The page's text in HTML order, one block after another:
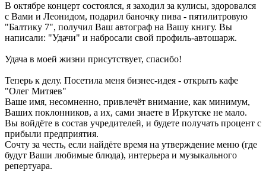
В октябре концерт состоялся, я заходил за кулисы, здоровался
с Вами и Леонидом, подарил баночку пива - пятилитровую
"Балтику 7", получил Ваш автограф на Вашу книгу. Вы
написали: "Удачи" и набросали свой профиль-автошарж.
Удача в моей жизни присутствует, спасибо!
Теперь к делу. Посетила меня бизнес-идея - открыть кафе
"Олег Митяев"
Ваше имя, несомненно, привлечёт внимание, как минимум,
Ваших поклонников, а их, сами знаете в Иркутске не мало.
Вы войдёте в состав учредителей, и будете получать процент с
прибыли предприятия.
Сочту за честь, если найдёте время на утверждение меню (где
будут Ваши любимые блюда), интерьера и музыкального
репертуара.